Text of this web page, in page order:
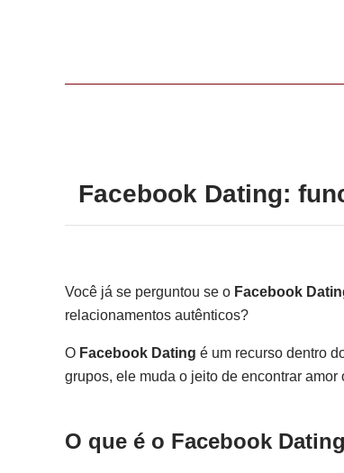
Facebook Dating:
Você já se perguntou se o Facebook
relacionamentos autênticos?
O Facebook Dating é um recurso dentro
grupos, ele muda o jeito de encontrar
O que é o Facebook